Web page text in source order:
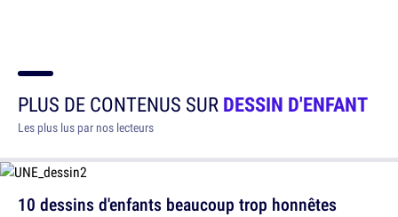
PLUS DE CONTENUS SURDESSIN D'ENFANT
Les plus lus par nos lecteurs
10 dessins d'enfants beaucoup trop honnêtes